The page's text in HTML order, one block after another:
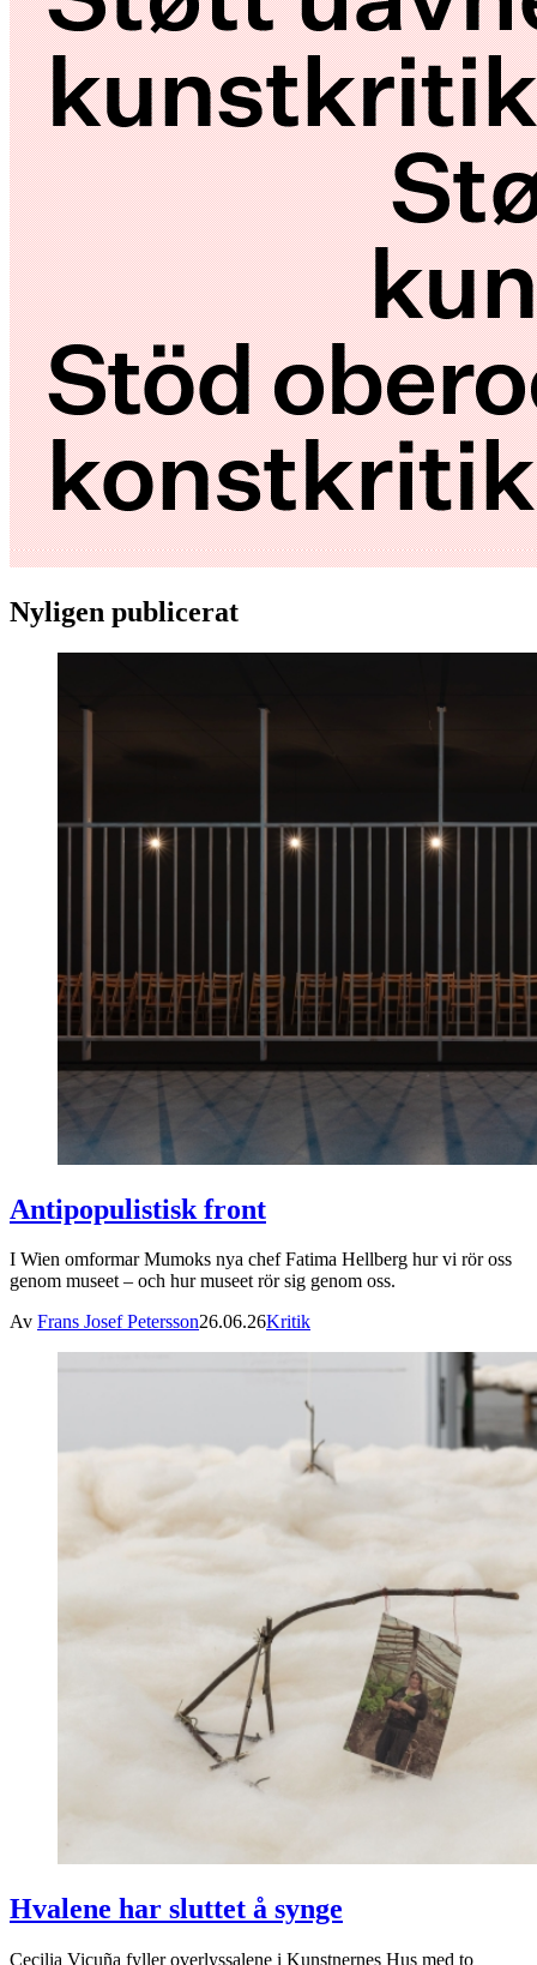
Nyligen publicerat
Antipopulistisk front
I Wien omformar Mumoks nya chef Fatima Hellberg hur vi rör oss
genom museet – och hur museet rör sig genom oss.
Av Frans Josef Petersson26.06.26Kritik
Hvalene har sluttet å synge
Cecilia Vicuña fyller overlyssalene i Kunstnernes Hus med to